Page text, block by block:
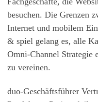
besuchen. Die Grenzen
Internet und mobilem
& spiel gelang es, alle
Omni-Channel Strategie
zu vereinen.
duo-Geschäftsführer